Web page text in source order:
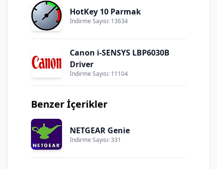
HotKey 10 Parmak
İndirme Sayısı: 13634
Canon i-SENSYS LBP6030B
Driver
İndirme Sayısı: 11104
Benzer İçerikler
NETGEAR Genie
İndirme Sayısı: 331